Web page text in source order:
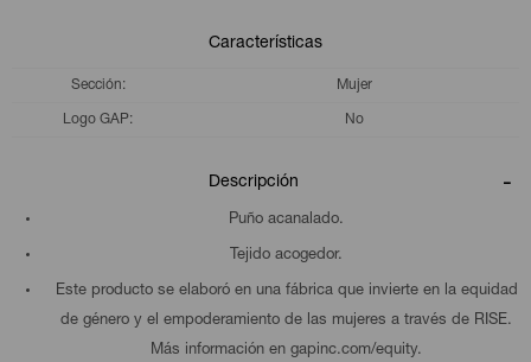
Características
Sección Mujer
Logo GAP No
Descripción
Puño acanalado.
Tejido acogedor.
Este producto se elaboró en una fábrica que invierte en la equidad
de género y el empoderamiento de las mujeres a través de RISE.
Más información en gapinc.com/equity.